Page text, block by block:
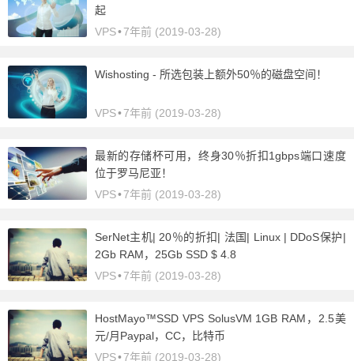
起
VPS•7年前 (2019-03-28)
Wishosting - 所选包装上额外50％的磁盘空间！
VPS•7年前 (2019-03-28)
最新的存储杯可用，终身30％折扣1gbps端口速度
位于罗马尼亚！
VPS•7年前 (2019-03-28)
SerNet主机| 20％的折扣| 法国| Linux | DDoS保护|
2Gb RAM，25Gb SSD $ 4.8
VPS•7年前 (2019-03-28)
HostMayo™SSD VPS SolusVM 1GB RAM，2.5美
元/月Paypal，CC，比特币
VPS•7年前 (2019-03-28)